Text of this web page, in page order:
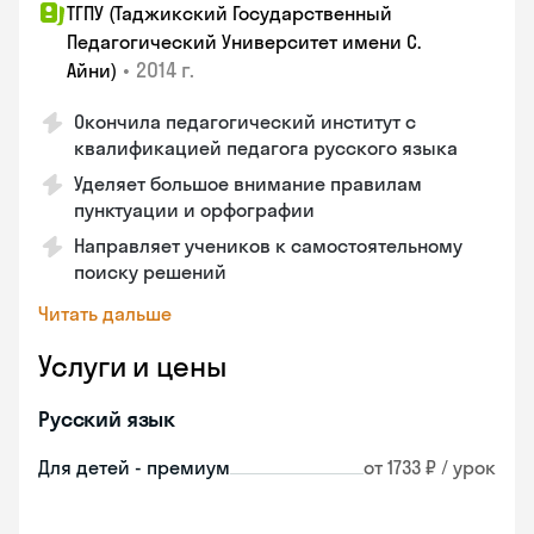
ТГПУ (Таджикский Государственный
Педагогический Университет имени С.
Айни) • 2014 г.
Окончила педагогический институт с
квалификацией педагога русского языка
Уделяет большое внимание правилам
пунктуации и орфографии
Направляет учеников к самостоятельному
поиску решений
Читать дальше
Услуги и цены
Русский язык
Для детей - премиум от 1733 ₽ / урок